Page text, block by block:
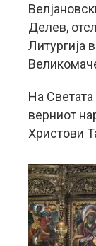
Делев,
Литургија
На
верниот
Христови